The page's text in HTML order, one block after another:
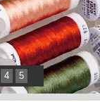
4 5